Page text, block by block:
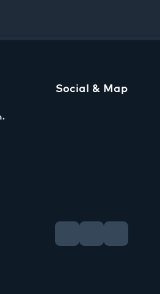
Social & Map